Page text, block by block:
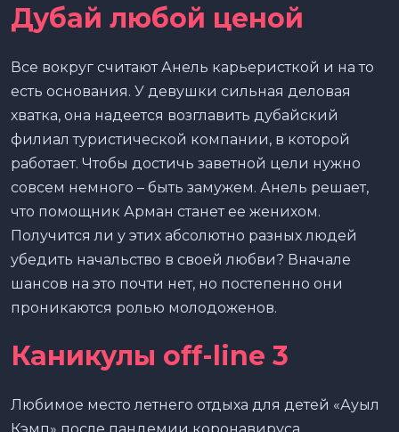
Дубай любой ценой
Все вокруг считают Анель карьеристкой и на то
есть основания. У девушки сильная деловая
хватка, она надеется возглавить дубайский
филиал туристической компании, в которой
работает. Чтобы достичь заветной цели нужно
совсем немного – быть замужем. Анель решает,
что помощник Арман станет ее женихом.
Получится ли у этих абсолютно разных людей
убедить начальство в своей любви? Вначале
шансов на это почти нет, но постепенно они
проникаются ролью молодоженов.
Каникулы off-line 3
Любимое место летнего отдыха для детей «Ауыл